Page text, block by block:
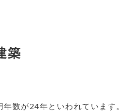
築
数が24年といわれています。